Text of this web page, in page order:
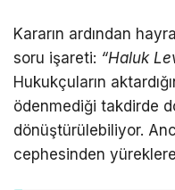
Kararın ardından
soru işareti: “Haluk
Hukukçuların
ödenmediği takdirde
dönüştürülebiliyor.
cephesinden